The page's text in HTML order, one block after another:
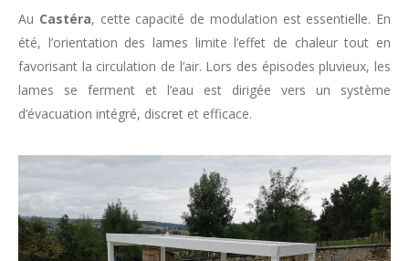
Au Castéra, cette capacité de modulation est essentielle. En
été, l’orientation des lames limite l’effet de chaleur tout en
favorisant la circulation de l’air. Lors des épisodes pluvieux, les
lames se ferment et l’eau est dirigée vers un système
d’évacuation intégré, discret et efficace.